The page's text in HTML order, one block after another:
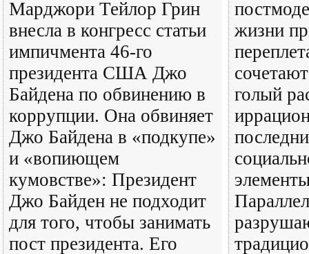
Марджори Тейлор Грин
внесла в конгресс статьи
импичмента 46-го
президента США Джо
Байдена по обвинению в
коррупции. Она обвиняет
Джо Байдена в «подкупе»
и «вопиющем
кумовстве»: Президент
Джо Байден не подходит
для того, чтобы занимать
пост президента. Его
жизни
голый